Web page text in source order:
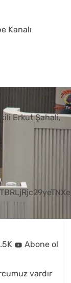
Kanalı
vardır
Erkut Şahali,
Abone ol
vardır